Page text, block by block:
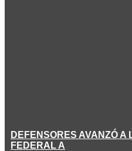
DEFENSORES AVANZÓ
FEDERAL A